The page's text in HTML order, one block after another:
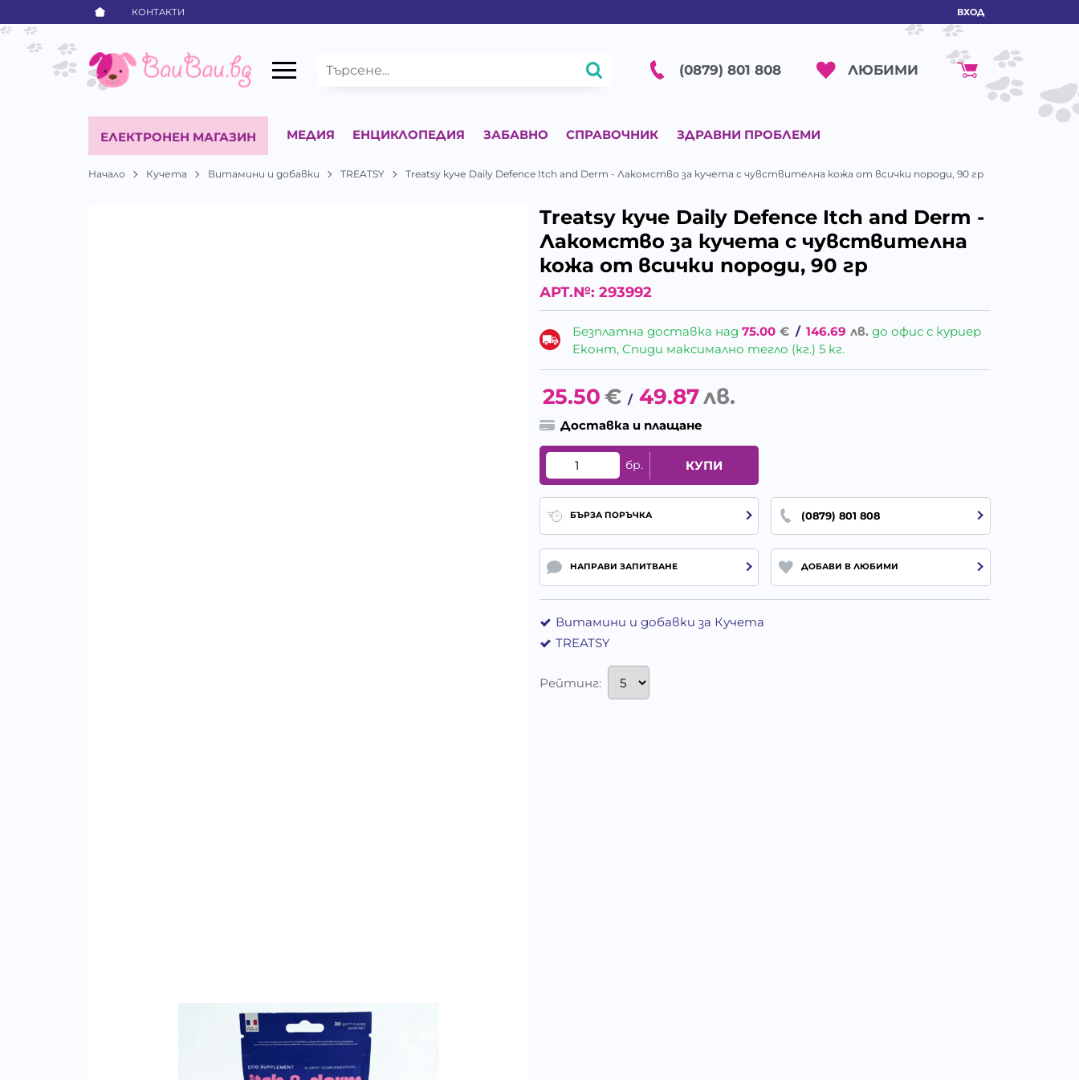
КОНТАКТИ ВХОД
(0879) 801 808 ЛЮБИМИ
ЕЛЕКТРОНЕН МАГАЗИН МЕДИЯ ЕНЦИКЛОПЕДИЯ ЗАБАВНО СПРАВОЧНИК ЗДРАВНИ ПРОБЛЕМИ
Начало Кучета Витамини и добавки TREATSY Treatsy куче Daily Defence Itch and Derm - Лакомство за кучета с чувствителна кожа от всички породи, 90 гр
Treatsy куче Daily Defence Itch and Derm -
Лакомство за кучета с чувствителна
кожа от всички породи, 90 гр
АРТ.№: 293992
Безплатна доставка над75.00 € / 146.69 лв. до офис с куриер
Еконт, Спиди максимално тегло (кг.) 5 кг.
25.50€ / 49.87лв.
Доставка и плащане
бр. КУПИ
БЪРЗА ПОРЪЧКА (0879) 801 808
НАПРАВИ ЗАПИТВАНЕ ДОБАВИ В ЛЮБИМИ
Витамини и добавки за Кучета
TREATSY
Рейтинг: